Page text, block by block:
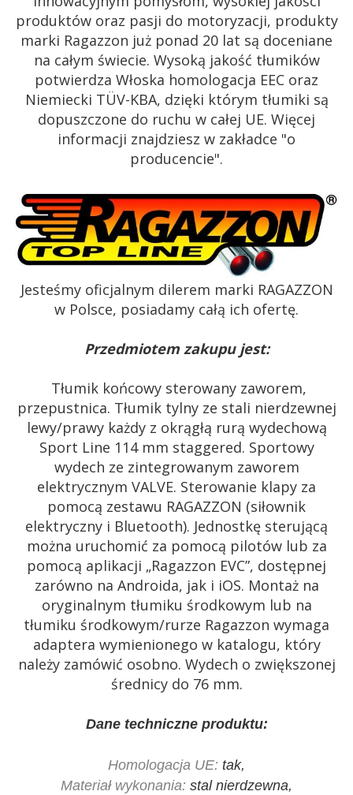
produktów oraz pasji do motoryzacji, produkty
marki Ragazzon już ponad 20 lat są doceniane
na całym świecie. Wysoką jakość tłumików
potwierdza Włoska homologacja EEC oraz
Niemiecki TÜV-KBA, dzięki którym tłumiki są
dopuszczone do ruchu w całej UE. Więcej
informacji znajdziesz w zakładce "o
producencie".
Jesteśmy oficjalnym dilerem marki RAGAZZON
w Polsce, posiadamy całą ich ofertę.
Przedmiotem zakupu jest:
Tłumik końcowy sterowany zaworem,
przepustnica. Tłumik tylny ze stali nierdzewnej
lewy/prawy każdy z okrągłą rurą wydechową
Sport Line 114 mm staggered. Sportowy
wydech ze zintegrowanym zaworem
elektrycznym VALVE. Sterowanie klapy za
pomocą zestawu RAGAZZON (siłownik
elektryczny i Bluetooth). Jednostkę sterującą
można uruchomić za pomocą pilotów lub za
pomocą aplikacji „Ragazzon EVC”, dostępnej
zarówno na Androida, jak i iOS. Montaż na
oryginalnym tłumiku środkowym lub na
tłumiku środkowym/rurze Ragazzon wymaga
adaptera wymienionego w katalogu, który
należy zamówić osobno. Wydech o zwiększonej
średnicy do 76 mm.
Dane techniczne produktu:
Homologacja UE: tak,
Materiał wykonania: stal nierdzewna,